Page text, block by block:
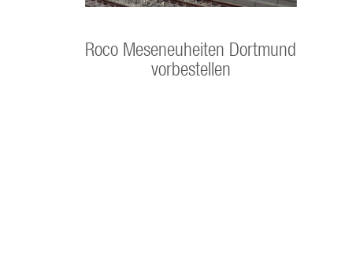
Roco Meseneuheiten Dortmund
vorbestellen